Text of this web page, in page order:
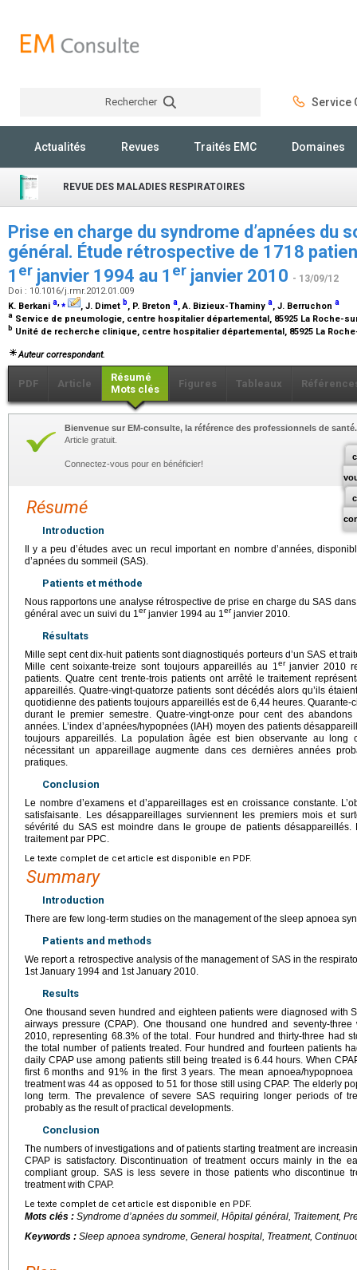
Rechercher Service
Actualités Revues Traités EMC Domaines
REVUE DES MALADIES RESPIRATOIRES
Prise en charge du syndrome d’apnées du
général. Étude rétrospective de 1718
1 er janvier 1994 au 1 er janvier 2010 - 13/09/12
Doi : 10.1016/j.rmr.2012.01.009
K. Berkani a,⁎ , J. Dimet b, P. Breton a, A. Bizieux-Thaminy a, J. Berruchon a
a Service de pneumologie, centre hospitalier départemental, 85925 La Roche-
b Unité de recherche clinique, centre hospitalier départemental, 85925 La
Auteur correspondant.
PDF Article
Résumé
Mots clés
Figures Tableaux
Bienvenue sur EM-consulte, la référence des professionnels de santé.
Article gratuit.
Connectez-vous pour en bénéficier!
Résumé
Introduction
Il y a peu d’études avec un recul important en nombre d’années,
d’apnées du sommeil (SAS).
Patients et méthode
Nous rapportons une analyse rétrospective de prise en charge du SAS
général avec un suivi du 1er janvier 1994 au 1er janvier 2010.
Résultats
Mille sept cent dix-huit patients sont diagnostiqués porteurs d’un SAS et
Mille cent soixante-treize sont toujours appareillés au 1er janvier 2010
patients. Quatre cent trente-trois patients ont arrêté le traitement
appareillés. Quatre-vingt-quatorze patients sont décédés alors qu’ils
quotidienne des patients toujours appareillés est de 6,44 heures. Quarante-
durant le premier semestre. Quatre-vingt-onze pour cent des
années. L’index d’apnées/hypopnées (IAH) moyen des patients
toujours appareillés. La population âgée est bien observante au long
nécessitant un appareillage augmente dans ces dernières années
pratiques.
Conclusion
Le nombre d’examens et d’appareillages est en croissance constante.
satisfaisante. Les désappareillages surviennent les premiers mois et
sévérité du SAS est moindre dans le groupe de patients désappareillés.
traitement par PPC.
Le texte complet de cet article est disponible en PDF.
Summary
Introduction
There are few long-term studies on the management of the sleep apnoea
Patients and methods
We report a retrospective analysis of the management of SAS in the
1st January 1994 and 1st January 2010.
Results
One thousand seven hundred and eighteen patients were diagnosed with
airways pressure (CPAP). One thousand one hundred and seventy-
2010, representing 68.3% of the total. Four hundred and thirty-three had
the total number of patients treated. Four hundred and fourteen patients
daily CPAP use among patients still being treated is 6.44 hours. When
first 6 months and 91% in the first 3 years. The mean apnoea/
treatment was 44 as opposed to 51 for those still using CPAP. The elderly
long term. The prevalence of severe SAS requiring longer periods of
probably as the result of practical developments.
Conclusion
The numbers of investigations and of patients starting treatment are
CPAP is satisfactory. Discontinuation of treatment occurs mainly in the
compliant group. SAS is less severe in those patients who discontinue
treatment with CPAP.
Le texte complet de cet article est disponible en PDF.
Mots clés : Syndrome d’apnées du sommeil, Hôpital général, Traitement,
Keywords : Sleep apnoea syndrome, General hospital, Treatment,